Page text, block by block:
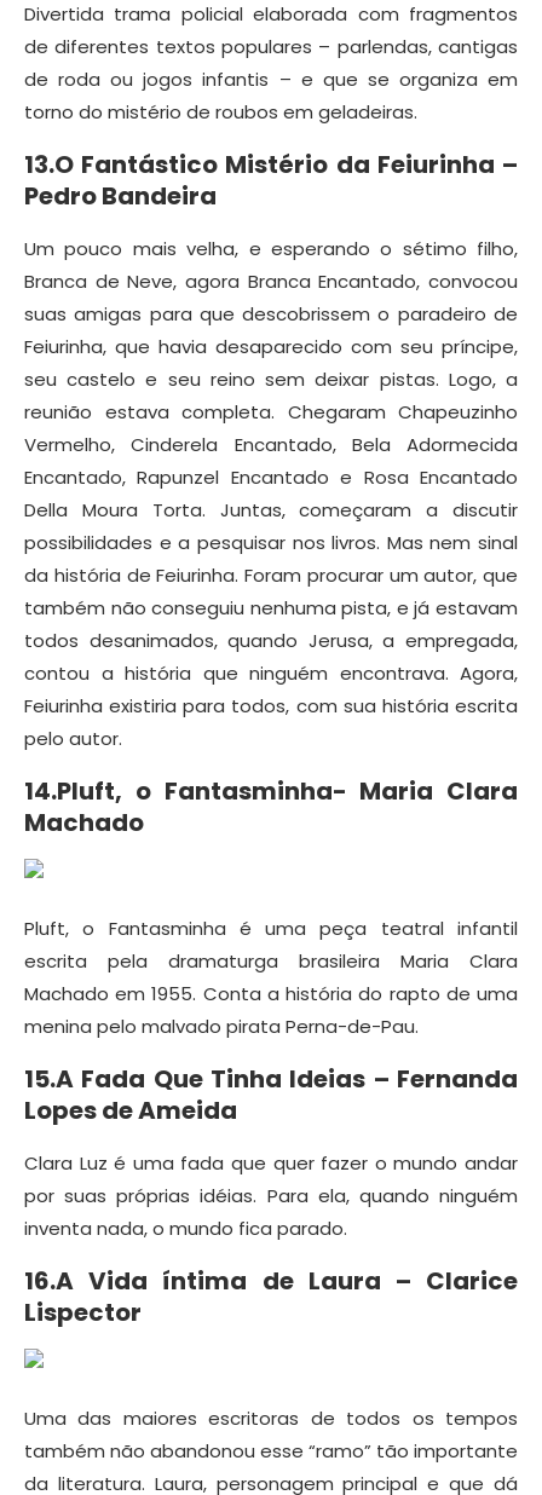
Divertida trama policial elaborada com fragmentos
de diferentes textos populares – parlendas, cantigas
de roda ou jogos infantis – e que se organiza em
torno do mistério de roubos em geladeiras.
13.O Fantástico Mistério da Feiurinha –
Pedro Bandeira
Um pouco mais velha, e esperando o sétimo filho,
Branca de Neve, agora Branca Encantado, convocou
suas amigas para que descobrissem o paradeiro de
Feiurinha, que havia desaparecido com seu príncipe,
seu castelo e seu reino sem deixar pistas. Logo, a
reunião estava completa. Chegaram Chapeuzinho
Vermelho, Cinderela Encantado, Bela Adormecida
Encantado, Rapunzel Encantado e Rosa Encantado
Della Moura Torta. Juntas, começaram a discutir
possibilidades e a pesquisar nos livros. Mas nem sinal
da história de Feiurinha. Foram procurar um autor, que
também não conseguiu nenhuma pista, e já estavam
todos desanimados, quando Jerusa, a empregada,
contou a história que ninguém encontrava. Agora,
Feiurinha existiria para todos, com sua história escrita
pelo autor.
14.Pluft, o Fantasminha- Maria Clara
Machado
Pluft, o Fantasminha é uma peça teatral infantil
escrita pela dramaturga brasileira Maria Clara
Machado em 1955. Conta a história do rapto de uma
menina pelo malvado pirata Perna-de-Pau.
15.A Fada Que Tinha Ideias – Fernanda
Lopes de Ameida
Clara Luz é uma fada que quer fazer o mundo andar
por suas próprias idéias. Para ela, quando ninguém
inventa nada, o mundo fica parado.
16.A Vida íntima de Laura – Clarice
Lispector
Uma das maiores escritoras de todos os tempos
também não abandonou esse “ramo” tão importante
da literatura. Laura, personagem principal e que dá